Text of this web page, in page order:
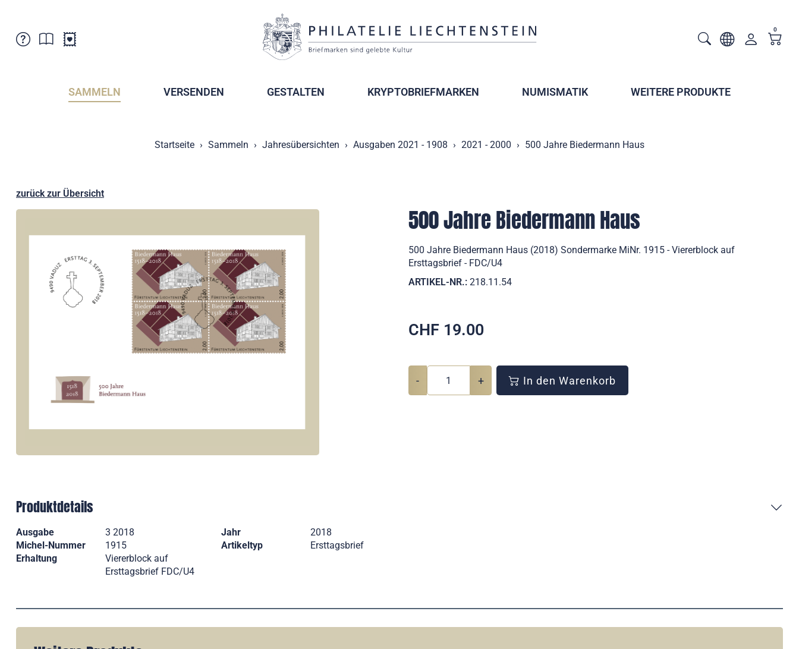
Verkaufsstellen
Postcrossing
Abonnemente
0
SAMMELN VERSENDEN GESTALTEN KRYPTOBRIEFMARKEN NUMISMATIK WEITERE PRODUKTE
Startseite Sammeln Jahresübersichten Ausgaben 2021 - 1908 2021 - 2000 500 Jahre Biedermann Haus
zurück zur Übersicht
500 Jahre Biedermann Haus
500 Jahre Biedermann Haus (2018) Sondermarke MiNr. 1915 - Viererblock auf
Ersttagsbrief - FDC/U4
ARTIKEL-NR.: 218.11.54
CHF 19.00
- + In den Warenkorb
Produktdetails
Ausgabe 3 2018 Jahr
2018
Michel-Nummer
1915 Artikeltyp
Ersttagsbrief
Erhaltung
Viererblock auf
Ersttagsbrief FDC/U4